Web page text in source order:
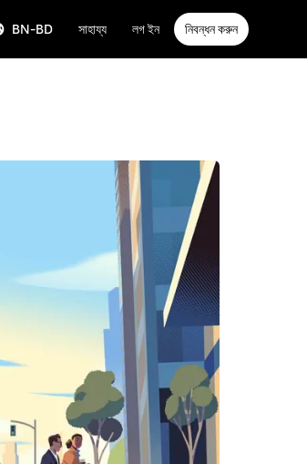
BN-BD সাহায্য লগ ইন নিবন্ধন করুন